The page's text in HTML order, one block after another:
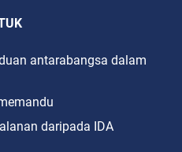
antarabangsa dalam
daripada IDA